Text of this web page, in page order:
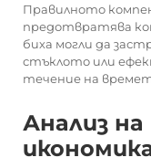
Правилното
предотвратява
биха могли да
стъклото или
течение на
Анализ